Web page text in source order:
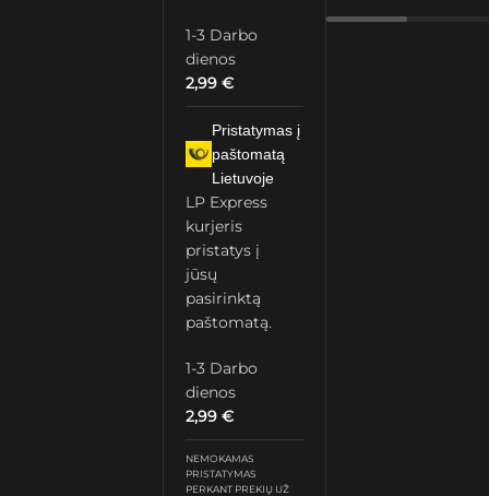
1-3 Darbo
dienos
2,99€
Pristatymas į
paštomatą
Lietuvoje
LP Express
kurjeris
pristatys į
jūsų
pasirinktą
paštomatą.
1-3 Darbo
dienos
2,99€
NEMOKAMAS
PRISTATYMAS
PERKANT PREKIŲ UŽ